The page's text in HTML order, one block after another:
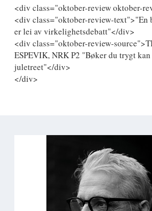
<div class="oktober-review oktober-
<div class="oktober-review-text">"En
er lei av virkelighetsdebatt"</div>
<div class="oktober-review-
ESPEVIK, NRK P2 "Bøker du trygt
juletreet"</div>
</div>